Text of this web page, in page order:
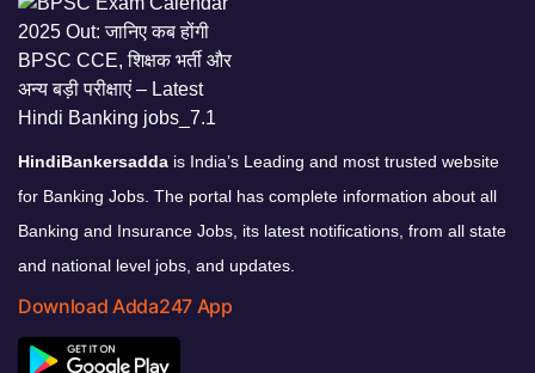
HindiBankersadda is India’s Leading and most trusted website
for Banking Jobs. The portal has complete information about all
Banking and Insurance Jobs, its latest notifications, from all state
and national level jobs, and updates.
Download Adda247 App